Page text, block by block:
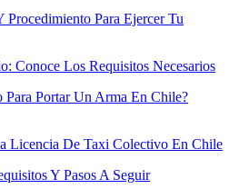
Para Ejercer Tu
Conoce Los Requisitos Necesarios
Para Portar Un Arma En Chile?
Licencia De Taxi Colectivo En Chile
Y Pasos A Seguir